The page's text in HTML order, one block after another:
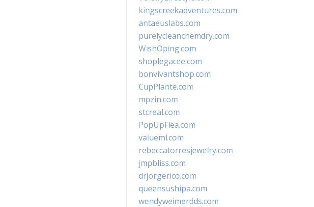
kingscreekadventures.com
antaeuslabs.com
purelycleanchemdry.com
WishOping.com
shoplegacee.com
bonvivantshop.com
CupPlante.com
mpzin.com
stcreal.com
PopUpFlea.com
valueml.com
rebeccatorresjewelry.com
jmpbliss.com
drjorgerico.com
queensushipa.com
wendyweimerdds.com